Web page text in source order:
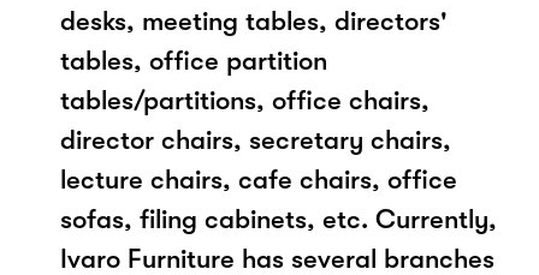
desks, meeting tables, directors'
tables, office partition
tables/partitions, office chairs,
director chairs, secretary chairs,
lecture chairs, cafe chairs, office
sofas, filing cabinets, etc. Currently,
Ivaro Furniture has several branches